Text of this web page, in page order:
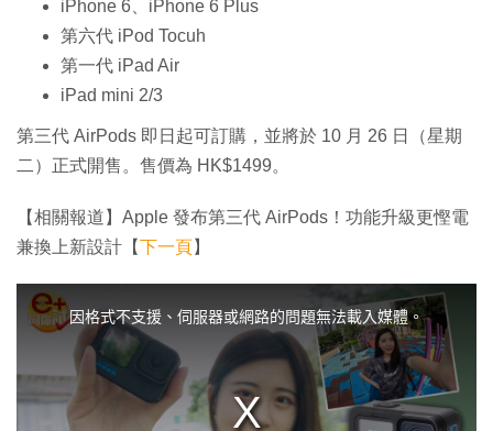
iPhone 6、iPhone 6 Plus
第六代 iPod Tocuh
第一代 iPad Air
iPad mini 2/3
第三代 AirPods 即日起可訂購，並將於 10 月 26 日（星期
二）正式開售。售價為 HK$1499。
【相關報道】Apple 發布第三代 AirPods！功能升級更慳電
兼換上新設計【下一頁】
o
因格式不支援、伺服器或網路的問題無法載入媒體。